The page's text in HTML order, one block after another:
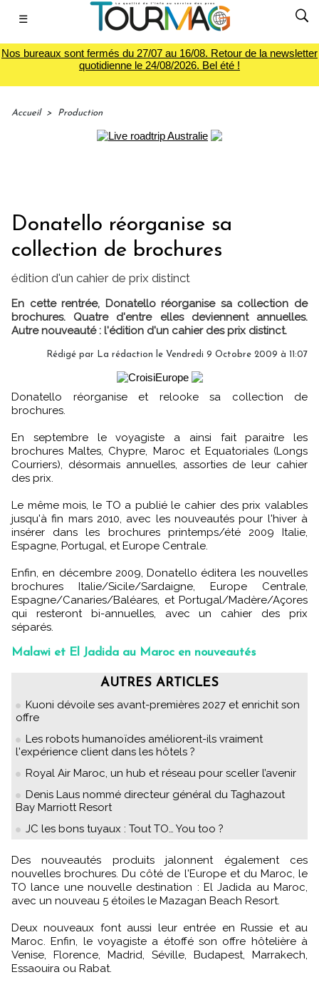
☰
Nos bureaux sont fermés du 27/07 au 16/08. Retour de la newsletter
quotidienne le 24/08/2026. Bel été !
Accueil > Production
Donatello réorganise sa
collection de brochures
édition d'un cahier de prix distinct
En cette rentrée, Donatello réorganise sa collection de
brochures. Quatre d'entre elles deviennent annuelles.
Autre nouveauté : l'édition d'un cahier des prix distinct.
Rédigé par La rédaction le Vendredi 9 Octobre 2009 à 11:07
Donatello réorganise et relooke sa collection de
brochures.
En septembre le voyagiste a ainsi fait paraitre les
brochures Maltes, Chypre, Maroc et Equatoriales (Longs
Courriers), désormais annuelles, assorties de leur cahier
des prix.
Le même mois, le TO a publié le cahier des prix valables
jusqu'à fin mars 2010, avec les nouveautés pour l'hiver à
insérer dans les brochures printemps/été 2009 Italie,
Espagne, Portugal, et Europe Centrale.
Enfin, en décembre 2009, Donatello éditera les nouvelles
brochures Italie/Sicile/Sardaigne, Europe Centrale,
Espagne/Canaries/Baléares, et Portugal/Madère/Açores
qui resteront bi-annuelles, avec un cahier des prix
séparés.
Malawi et El Jadida au Maroc en nouveautés
AUTRES ARTICLES
Kuoni dévoile ses avant-premières 2027 et enrichit son
offre
Les robots humanoïdes améliorent-ils vraiment
l'expérience client dans les hôtels ?
Royal Air Maroc, un hub et réseau pour sceller l’avenir
Denis Laus nommé directeur général du Taghazout
Bay Marriott Resort
JC les bons tuyaux : Tout TO… You too ?
Des nouveautés produits jalonnent également ces
nouvelles brochures. Du côté de l'Europe et du Maroc, le
TO lance une nouvelle destination : El Jadida au Maroc,
avec un nouveau 5 étoiles le Mazagan Beach Resort.
Deux nouveaux font aussi leur entrée en Russie et au
Maroc. Enfin, le voyagiste a étoffé son offre hôtelière à
Venise, Florence, Madrid, Séville, Budapest, Marrakech,
Essaouira ou Rabat.